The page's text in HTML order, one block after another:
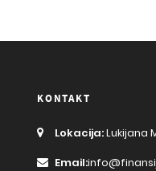
KONTAKT
Lokacija:Lukijana
Email: